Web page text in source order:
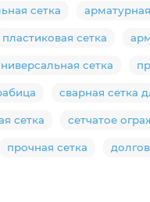
сетка
пластиковая сетка
сетка
сварная сетка
сетка сетчатое
прочная сетка